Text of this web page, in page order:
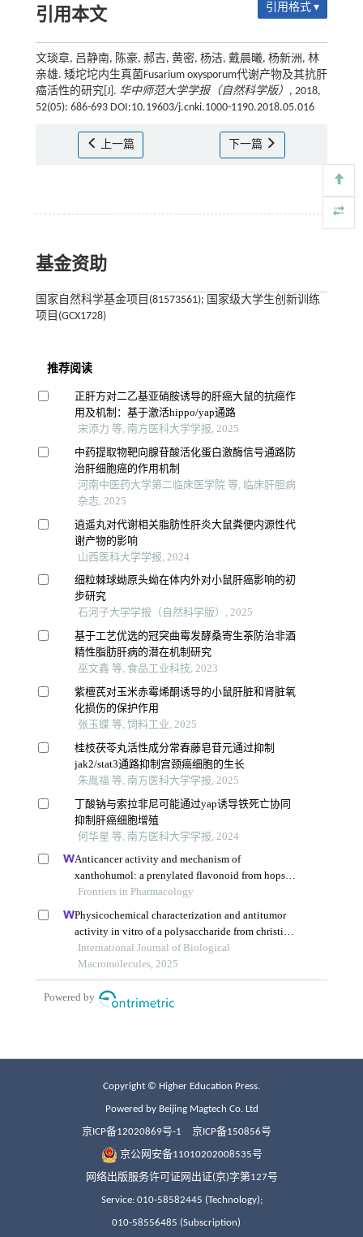
引用本文 引用格式 ▾
文琰章, 吕静南, 陈豪, 郝吉, 黄密, 杨洁, 戴晨曦, 杨新洲, 林
亲雄. 矮坨坨内生真菌Fusarium oxysporum代谢产物及其抗肝
癌活性的研究[J]. 华中师范大学学报（自然科学版） , 2018,
52(05): 686-693 DOI:10.19603/j.cnki.1000-1190.2018.05.016
上一篇 下一篇
基金资助
国家自然科学基金项目(81573561); 国家级大学生创新训练
项目(GCX1728)
Copyright © Higher Education Press.
Powered by Beijing Magtech Co. Ltd
京ICP备12020869号-1 京ICP备150856号
京公网安备11010202008535号
网络出版服务许可证网出证(京)字第127号
Service: 010-58582445 (Technology);
010-58556485 (Subscription)